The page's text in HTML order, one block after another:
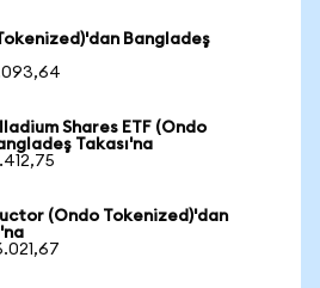
Bangladeş
Shares ETF (Ondo
Takası'na
(Ondo Tokenized)'dan